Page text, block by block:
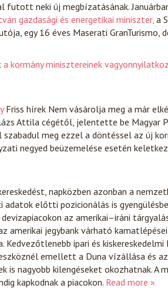
neki új megbízatásának.
gazdasági és energetikai miniszter,a
egy 16 éves Maserati GranTurismo,
kormány minisztereinek
Friss hírek Nem vásárolja meg a már
Attila cégétől, jelentette be Magyar
meg ezzel a döntéssel az új
negyed beüzemelése esetén
napközben azonban a
adatok előtti pozicionálás is gyengülésbe
az amerikai–iráni
amerikai jegybank várható kamatlépései
ipari és kiskereskedelmi
emellett a Duna vízállása és az
nagyobb kilengéseket okozhatnak. A
kapkodnak a piacokon. Read more »